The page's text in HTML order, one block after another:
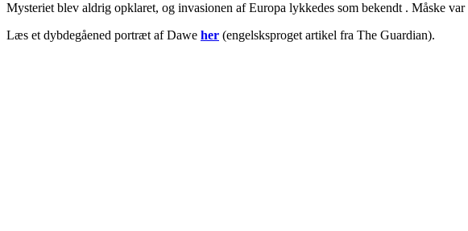
Mysteriet blev aldrig opklaret, og invasionen af Europa lykkedes som bekendt . Måske
Læs et dybdegåened portræt af Dawe her (engelsksproget artikel fra The Guardian).